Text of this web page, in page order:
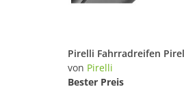
von Pirelli
Bester Preis